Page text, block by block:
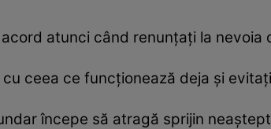
atunci când renunțați la nevoia
ceea ce funcționează deja și
începe să atragă sprijin